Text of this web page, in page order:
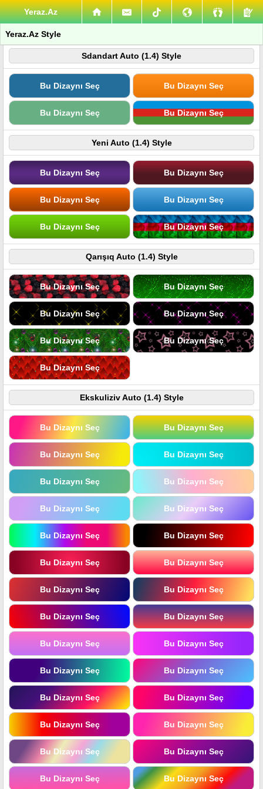
Yeraz.Az
Yeraz.Az Style
Sdandart Auto (1.4) Style
Bu Dizaynı Seç Bu Dizaynı Seç
Bu Dizaynı Seç Bu Dizaynı Seç
Yeni Auto (1.4) Style
Bu Dizaynı Seç Bu Dizaynı Seç
Bu Dizaynı Seç Bu Dizaynı Seç
Bu Dizaynı Seç Bu Dizaynı Seç
Qarışıq Auto (1.4) Style
Bu Dizaynı Seç Bu Dizaynı Seç
Bu Dizaynı Seç Bu Dizaynı Seç
Bu Dizaynı Seç Bu Dizaynı Seç
Bu Dizaynı Seç
Ekskuliziv Auto (1.4) Style
Bu Dizaynı Seç Bu Dizaynı Seç
Bu Dizaynı Seç Bu Dizaynı Seç
Bu Dizaynı Seç Bu Dizaynı Seç
Bu Dizaynı Seç Bu Dizaynı Seç
Bu Dizaynı Seç Bu Dizaynı Seç
Bu Dizaynı Seç Bu Dizaynı Seç
Bu Dizaynı Seç Bu Dizaynı Seç
Bu Dizaynı Seç Bu Dizaynı Seç
Bu Dizaynı Seç Bu Dizaynı Seç
Bu Dizaynı Seç Bu Dizaynı Seç
Bu Dizaynı Seç Bu Dizaynı Seç
Bu Dizaynı Seç Bu Dizaynı Seç
Bu Dizaynı Seç Bu Dizaynı Seç
Bu Dizaynı Seç Bu Dizaynı Seç